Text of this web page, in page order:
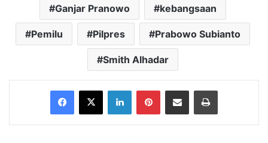
Ganjar Pranowo kebangsaan
Pemilu Pilpres Prabowo Subianto
Smith Alhadar
Facebook
X LinkedInPinterestShare via Email Print